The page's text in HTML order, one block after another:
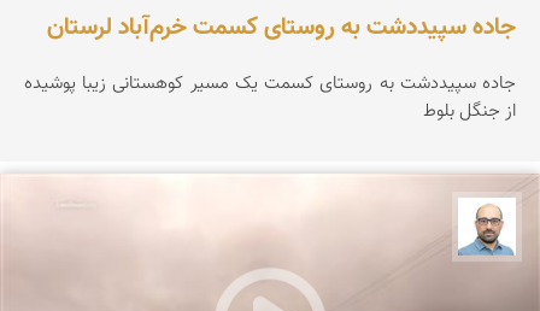
جاده سپیددشت به روستای کسمت خرم‌آباد لرستان
جاده سپیددشت به روستای کسمت یک مسیر کوهستانی زیبا پوشیده
از جنگل بلوط